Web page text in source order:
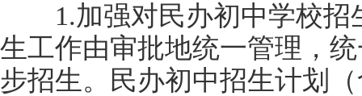
1.加强对民办初中学校招
生工作由审批地统一管理，
步招生。民办初中招生计划